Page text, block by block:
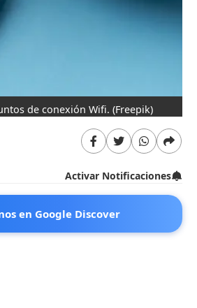
de conexión Wifi. (Freepik)
Activar Notificaciones
en Google Discover